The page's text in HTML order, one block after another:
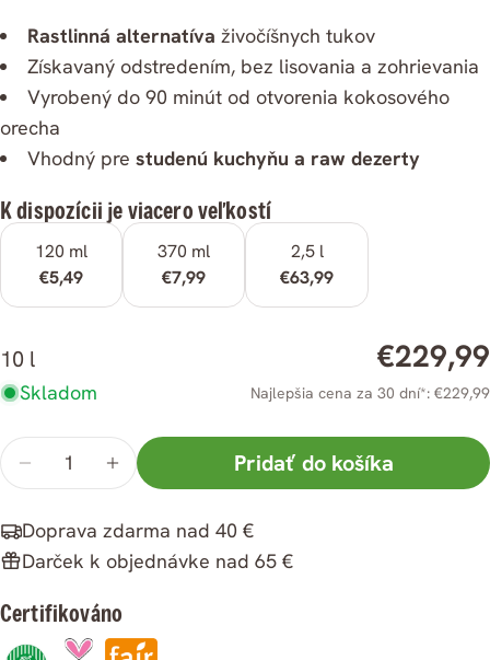
Rastlinná alternatíva živočíšnych tukov
Získavaný odstredením, bez lisovania a zohrievania
Vyrobený do 90 minút od otvorenia kokosového
orecha
Vhodný pre studenú kuchyňu a raw dezerty
K dispozícii je viacero veľkostí
120 ml
€5,49
370 ml
€7,99
2,5 l
€63,99
10 l
Bežná
cena
€229,99
Skladom Najlepšia cena za 30 dní*: €229,99
Množstvo
Znížiť
ksRaw
Bio
Kokosový
olej
Zvýšiť
ksRaw
Bio
Kokosový
olej
Pridať do košíka
Doprava zdarma nad 40 €
Darček k objednávke nad 65 €
Certifikováno
Zdielať
ZdieľaťZdieľaťPripnúť